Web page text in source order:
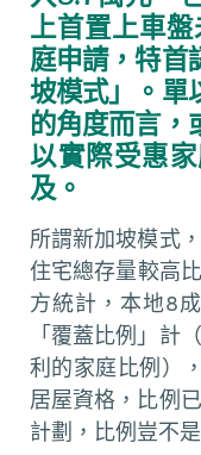
o
k
p
p
上首置上車
庭申請，特首
坡模式」。單
的角度而言，
以實際受惠
及。
所謂新加坡模式
住宅總存量較高
方統計，本地8
「覆蓋比例」計
利的家庭比例）
居屋資格，比例
計劃，比例豈不